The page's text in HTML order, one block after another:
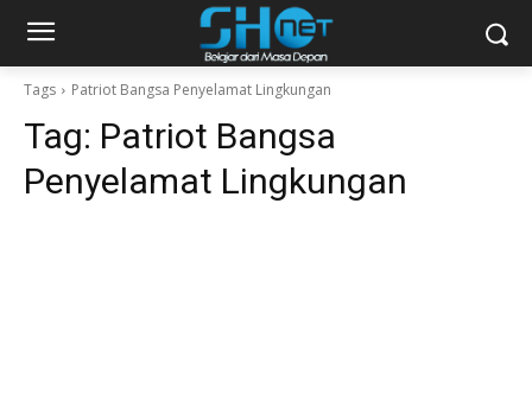
Tags Patriot Bangsa Penyelamat Lingkungan
Tag: Patriot Bangsa
Penyelamat Lingkungan